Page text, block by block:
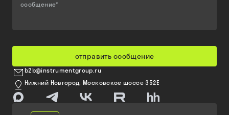
сообщение*
отправить сообщение
b2b@instrumentgroup.ru
Нижний Новгород, Московское шоссе 352Е